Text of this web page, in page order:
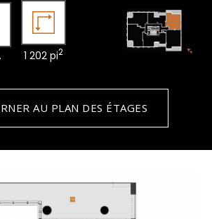
1 202 pi2
AU PLAN DES ÉTAGES